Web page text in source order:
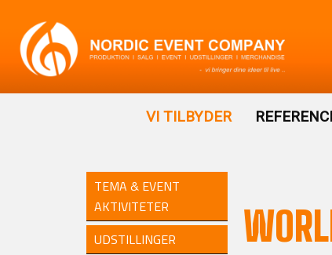
VI TILBYDER
TEMA & EVENT
AKTIVITETER
UDSTILLINGER